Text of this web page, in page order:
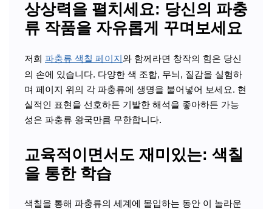
상상력을 펼치세요: 당신의 파충
류 작품을 자유롭게 꾸며보세요
저희 파충류 색칠 페이지와 함께라면 창작의 힘은 당신
의 손에 있습니다. 다양한 색 조합, 무늬, 질감을 실험하
며 페이지 위의 각 파충류에 생명을 불어넣어 보세요. 현
실적인 표현을 선호하든 기발한 해석을 좋아하든 가능
성은 파충류 왕국만큼 무한합니다.
교육적이면서도 재미있는: 색칠
을 통한 학습
색칠을 통해 파충류의 세계에 몰입하는 동안 이 놀라운